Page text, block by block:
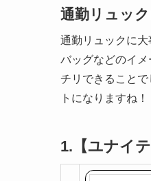
通勤リュッ
通勤リュックに
バッグなどのイ
チリできること
トになりますね！
1.【ユナイ